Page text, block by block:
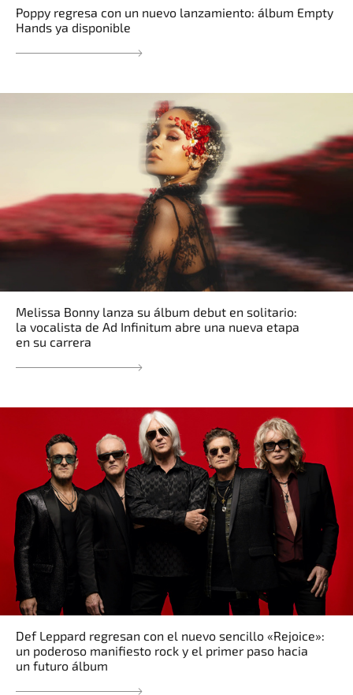
Poppy regresa con un nuevo lanzamiento: álbum Empty
Hands ya disponible
Melissa Bonny lanza su álbum debut en solitario:
la vocalista de Ad Infinitum abre una nueva etapa
en su carrera
Def Leppard regresan con el nuevo sencillo «Rejoice»:
un poderoso manifiesto rock y el primer paso hacia
un futuro álbum